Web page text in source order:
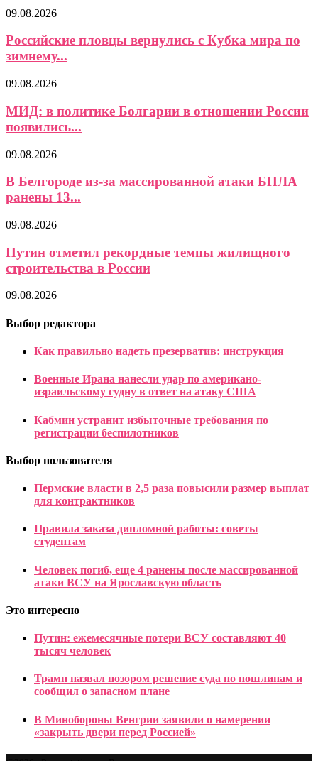
09.08.2026
Российские пловцы вернулись с Кубка мира по
зимнему...
09.08.2026
МИД: в политике Болгарии в отношении России
появились...
09.08.2026
В Белгороде из-за массированной атаки БПЛА
ранены 13...
09.08.2026
Путин отметил рекордные темпы жилищного
строительства в России
09.08.2026
Выбор редактора
Как правильно надеть презерватив: инструкция
Военные Ирана нанесли удар по американо-
израильскому судну в ответ на атаку США
Кабмин устранит избыточные требования по
регистрации беспилотников
Выбор пользователя
Пермские власти в 2,5 раза повысили размер выплат
для контрактников
Правила заказа дипломной работы: советы
студентам
Человек погиб, еще 4 ранены после массированной
атаки ВСУ на Ярославскую область
Это интересно
Путин: ежемесячные потери ВСУ составляют 40
тысяч человек
Трамп назвал позором решение суда по пошлинам и
сообщил о запасном плане
В Минобороны Венгрии заявили о намерении
«закрыть двери перед Россией»